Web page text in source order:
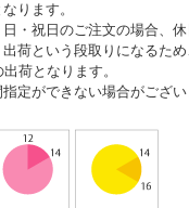
ります。
・祝日のご注文の場合、休
荷という段取りになるため
荷となります。
定ができない場合がござい